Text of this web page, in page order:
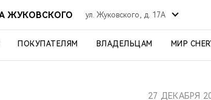
ЖУКОВСКОГО ул. Жуковского, д. 17А
ПОКУПАТЕЛЯМ ВЛАДЕЛЬЦАМ МИР
27 ДЕКАБРЯ